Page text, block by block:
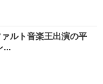
ルト音楽王出演の平
...